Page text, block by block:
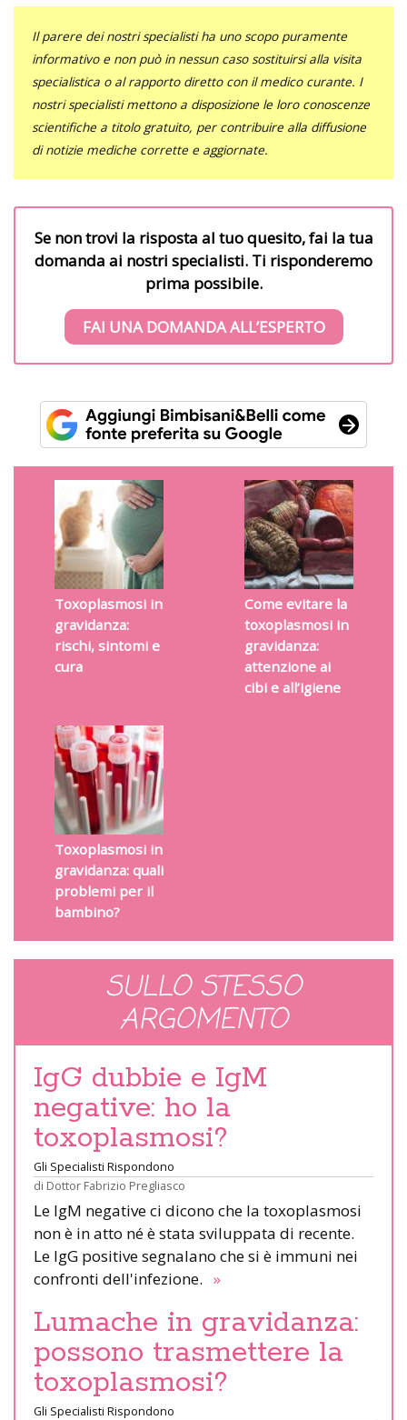
Il parere dei nostri specialisti ha uno scopo puramente
informativo e non può in nessun caso sostituirsi alla visita
specialistica o al rapporto diretto con il medico curante. I
nostri specialisti mettono a disposizione le loro conoscenze
scientifiche a titolo gratuito, per contribuire alla diffusione
di notizie mediche corrette e aggiornate.
Se non trovi la risposta al tuo quesito, fai la tua
domanda ai nostri specialisti. Ti risponderemo
prima possibile.
FAI UNA DOMANDA ALL’ESPERTO
Toxoplasmosi in
gravidanza:
rischi, sintomi e
cura
Come evitare la
toxoplasmosi in
gravidanza:
attenzione ai
cibi e all’igiene
Toxoplasmosi in
gravidanza: quali
problemi per il
bambino?
SULLO STESSO
ARGOMENTO
IgG dubbie e IgM
negative: ho la
toxoplasmosi?
Gli Specialisti Rispondono
di Dottor Fabrizio Pregliasco
Le IgM negative ci dicono che la toxoplasmosi
non è in atto né è stata sviluppata di recente.
Le IgG positive segnalano che si è immuni nei
confronti dell'infezione. »
Lumache in gravidanza:
possono trasmettere la
toxoplasmosi?
Gli Specialisti Rispondono